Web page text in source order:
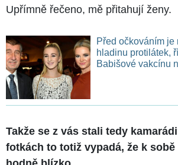
Upřímně řečeno, mě přitahují ženy.
Před očkováním je
hladinu protilátek,
Babišové vakcínu
Takže se z vás stali tedy
fotkách to totiž vypadá, že k sobě